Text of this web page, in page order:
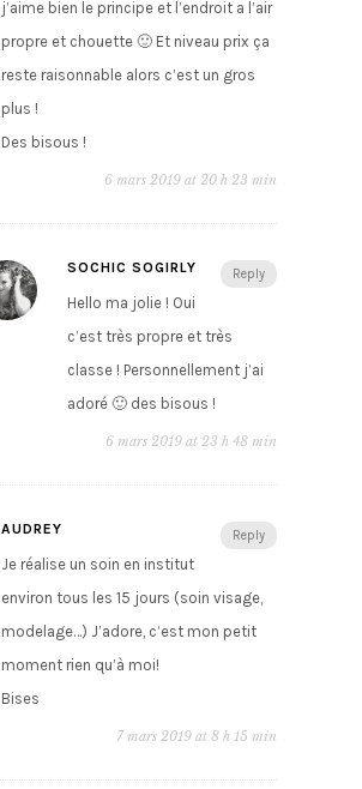
j’aime bien le principe et l’endroit a l’air
propre et chouette 🙂 Et niveau prix ça
reste raisonnable alors c’est un gros
plus !
Des bisous !
6 mars 2019 at 20 h 23 min
Reply
SOCHIC SOGIRLY
Hello ma jolie ! Oui
c’est très propre et très
classe ! Personnellement j’ai
adoré 🙂 des bisous !
6 mars 2019 at 23 h 48 min
Reply
AUDREY
Je réalise un soin en institut
environ tous les 15 jours (soin visage,
modelage…) J’adore, c’est mon petit
moment rien qu’à moi!
Bises
7 mars 2019 at 8 h 15 min